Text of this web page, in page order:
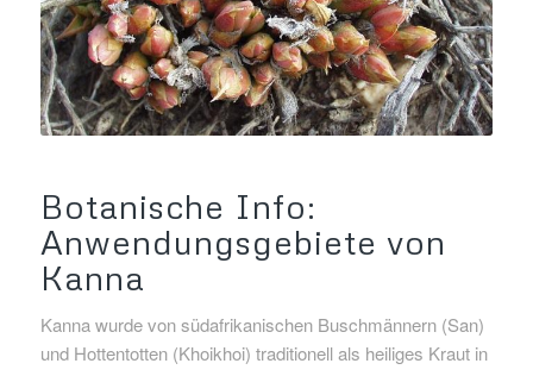
Botanische Info:
Anwendungsgebiete von
Kanna
Kanna wurde von südafrikanischen Buschmännern (San)
und Hottentotten (Khoikhoi) traditionell als heiliges Kraut in